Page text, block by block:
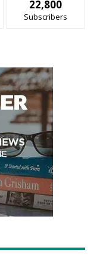
22,800
Subscribers